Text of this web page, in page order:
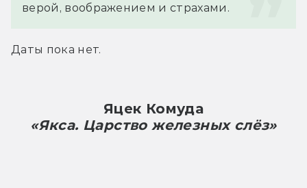
верой, воображением и страхами.
Даты пока нет.
Яцек Комуда
«Якса. Царство железных слёз»